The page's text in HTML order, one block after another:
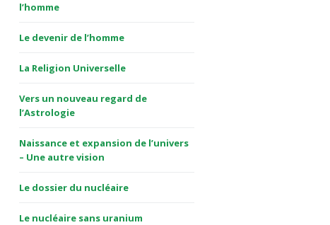
l’homme
Le devenir de l’homme
La Religion Universelle
Vers un nouveau regard de
l’Astrologie
Naissance et expansion de l’univers
– Une autre vision
Le dossier du nucléaire
Le nucléaire sans uranium